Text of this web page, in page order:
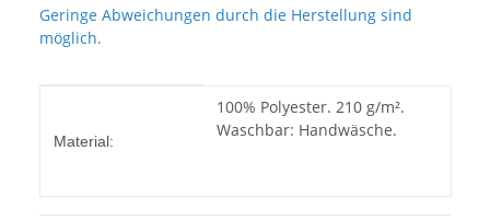
Geringe Abweichungen durch die Herstellung sind
möglich.
Material:
100% Polyester. 210 g/m².
Waschbar: Handwäsche.